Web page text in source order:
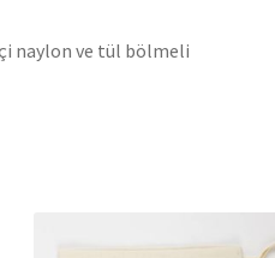
naylon ve tül bölmeli